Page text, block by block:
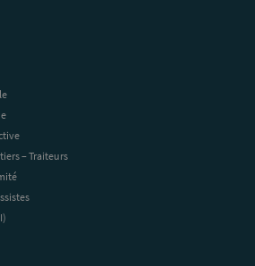
– Traiteurs